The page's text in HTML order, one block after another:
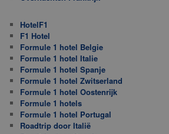
HotelF1
F1 Hotel
Formule 1 hotel Belgie
Formule 1 hotel Italie
Formule 1 hotel Spanje
Formule 1 hotel Zwitserland
Formule 1 hotel Oostenrijk
Formule 1 hotels
Formule 1 hotel Portugal
Roadtrip door Italië